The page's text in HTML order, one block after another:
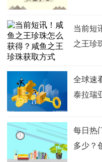
当前短
之王珍
全球速
泰拉瑞
每日热
多少？